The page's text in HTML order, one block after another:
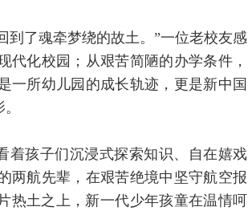
到了魂牵梦绕的故土。”一位老校友感
化校园；从艰苦简陋的办学条件，
一所幼儿园的成长轨迹，更是新中国
着孩子们沉浸式探索知识、自在嬉戏
两航先辈，在艰苦绝境中坚守航空报
热土之上，新一代少年孩童在温情呵